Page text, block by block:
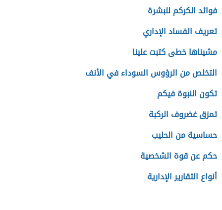
فوائد الكركم للبشرة
تعريف الفساد الإداري
مشيناها خطى كتبت علينا
التخلص من الرؤوس السوداء في الأنف
تكون النبوة فيكم
تمزق غضروف الركبة
حساسية من الحليب
حكم عن قوة الشخصية
أنواع التقارير الإدارية